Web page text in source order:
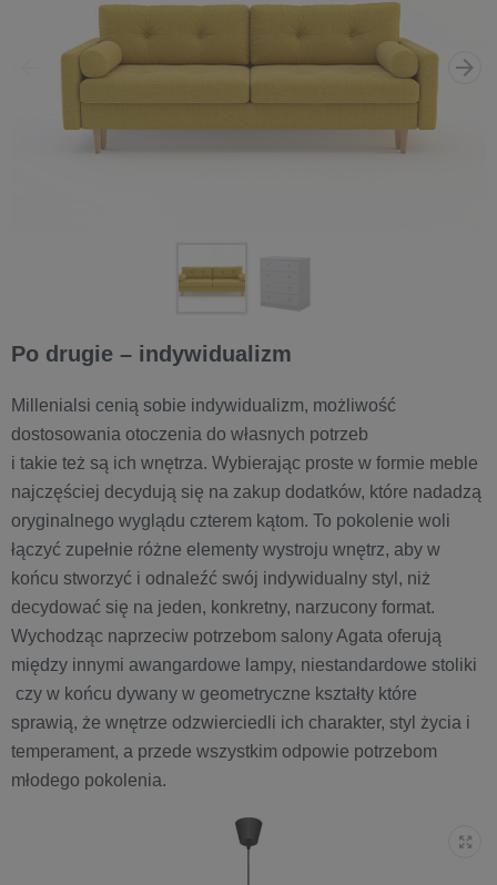
Po drugie – indywidualizm
Millenialsi cenią sobie indywidualizm, możliwość
dostosowania otoczenia do własnych potrzeb
i takie też są ich wnętrza. Wybierając proste w formie meble
najczęściej decydują się na zakup dodatków, które nadadzą
oryginalnego wyglądu czterem kątom. To pokolenie woli
łączyć zupełnie różne elementy wystroju wnętrz, aby w
końcu stworzyć i odnaleźć swój indywidualny styl, niż
decydować się na jeden, konkretny, narzucony format.
Wychodząc naprzeciw potrzebom salony Agata oferują
między innymi awangardowe lampy, niestandardowe stoliki
czy w końcu dywany w geometryczne kształty które
sprawią, że wnętrze odzwierciedli ich charakter, styl życia i
temperament, a przede wszystkim odpowie potrzebom
młodego pokolenia.